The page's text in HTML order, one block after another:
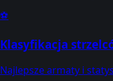
⚽
Klasyfikacja
Najlepsze armaty i